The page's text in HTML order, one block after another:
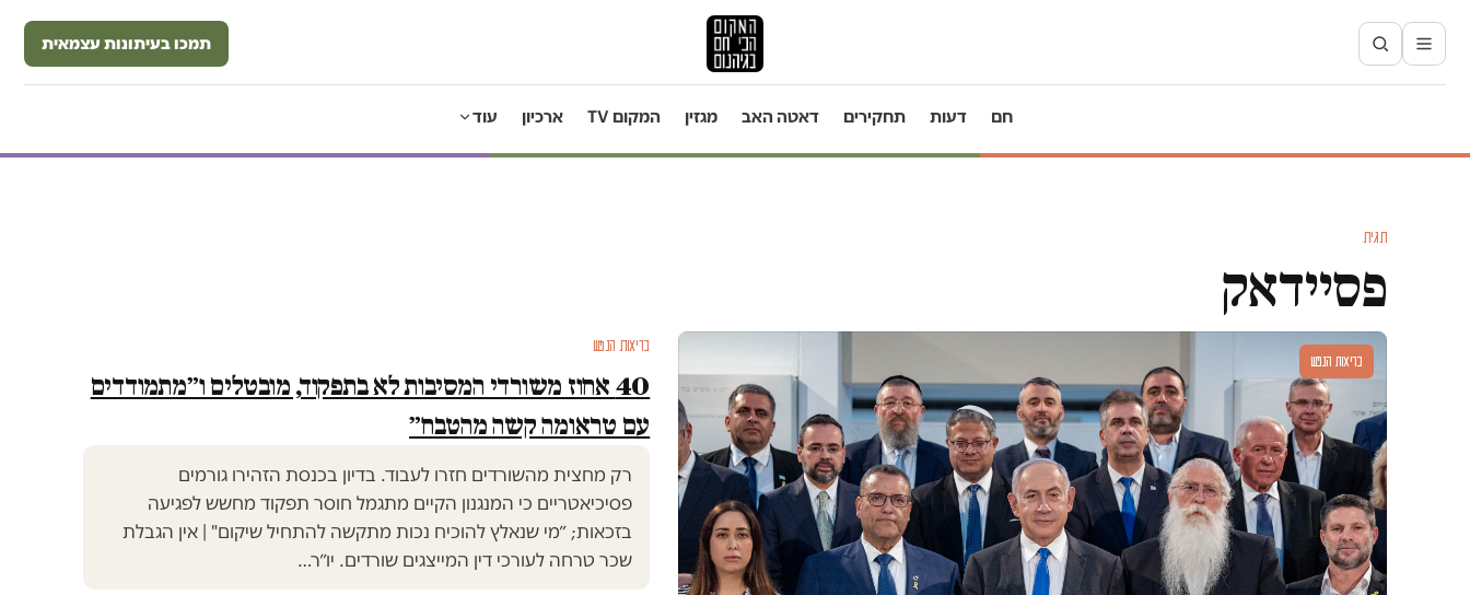
תמכו בעיתונות עצמאית
חם דעות תחקירים דאטה האב מגזין המקום TV ארכיון עוד
תגית
פסיידאק
בריאות הנפש
בריאות הנפש
40 אחוז משורדי המסיבות לא בתפקוד, מובטלים ו״מתמודדים
עם טראומה קשה מהטבח״
רק מחצית מהשורדים חזרו לעבוד. בדיון בכנסת הזהירו גורמים
פסיכיאטריים כי המנגנון הקיים מתגמל חוסר תפקוד מחשש לפגיעה
בזכאות; ״מי שנאלץ להוכיח נכות מתקשה להתחיל שיקום" | אין הגבלת
שכר טרחה לעורכי דין המייצגים שורדים. יו״ר…